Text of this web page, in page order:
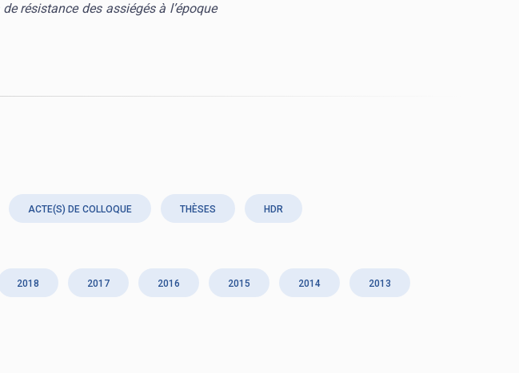
résistance des assiégés à l’époque
ACTE(S) DE COLLOQUE THÈSES HDR
2018 2017 2016 2015 2014 2013